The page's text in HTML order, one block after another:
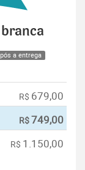
branca
a entrega
R$ 679,00
R$749,00
R$ 1.150,00